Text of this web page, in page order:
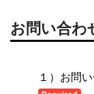
お問い合わ